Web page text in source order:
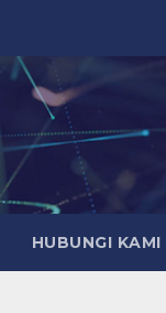
HUBUNGI KAMI